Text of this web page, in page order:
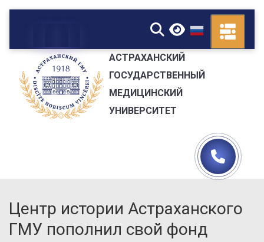
▼
АСТРАХАНСКИЙ
ГОСУДАРСТВЕННЫЙ
МЕДИЦИНСКИЙ
УНИВЕРСИТЕТ
Центр истории Астраханского
ГМУ пополнил свой фонд